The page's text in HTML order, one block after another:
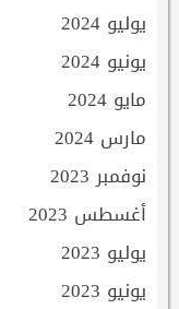
يوليو 2024
يونيو 2024
مايو 2024
مارس 2024
نوفمبر 2023
أغسطس 2023
يوليو 2023
يونيو 2023